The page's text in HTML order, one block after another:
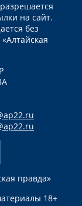
на сайт.
без
правда»
18+